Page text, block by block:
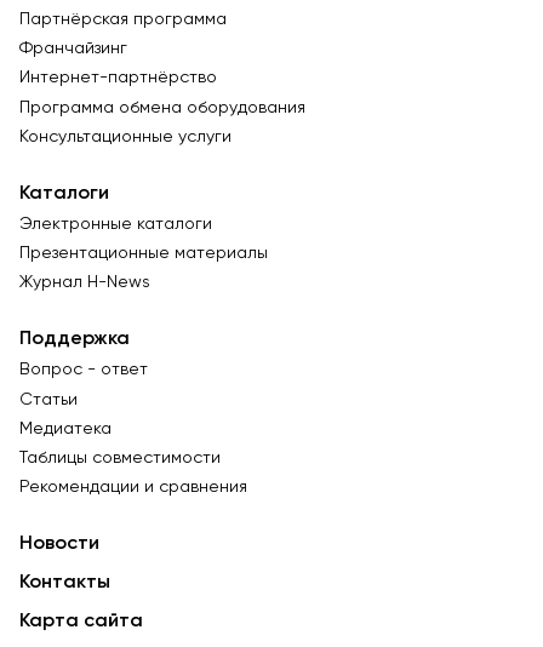
Партнёрская программа
Франчайзинг
Интернет-партнёрство
Программа обмена оборудования
Консультационные услуги
Каталоги
Электронные каталоги
Презентационные материалы
Журнал Н-News
Поддержка
Вопрос - ответ
Статьи
Медиатека
Таблицы совместимости
Рекомендации и сравнения
Новости
Контакты
Карта сайта